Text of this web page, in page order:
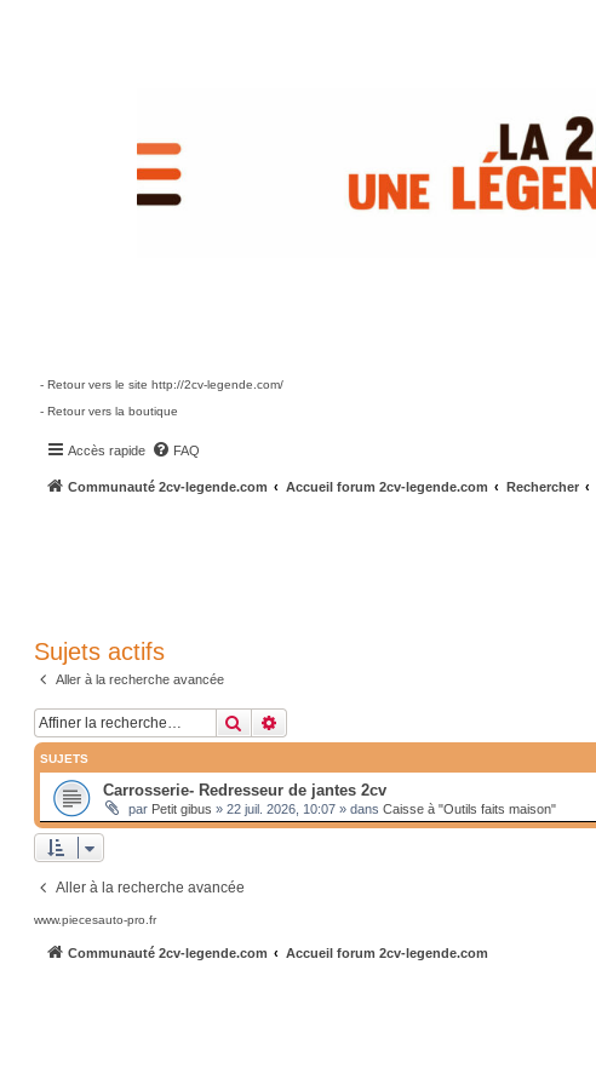
- Retour vers le site http://2cv-legende.com/
- Retour vers la boutique
Accès rapide FAQ
Communauté 2cv-legende.com Accueil forum 2cv-legende.com Rechercher
Sujets actifs
Aller à la recherche avancée
Rechercher
SUJETS
Carrosserie- Redresseur de jantes 2cv
par Petit gibus » 22 juil. 2026, 10:07» dans Caisse à "Outils faits maison"
Aller à la recherche avancée
www.piecesauto-pro.fr
Communauté 2cv-legende.com Accueil forum 2cv-legende.com